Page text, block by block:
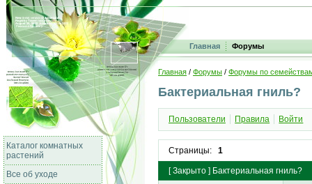
Главная Форумы
Каталог комнатных
растений
Все об уходе
Главная / Форумы / Форумы по
Бактериальная гниль?
Пользователи Правила Войти
Страницы: 1
[Закрыто] Бактериальная гниль?